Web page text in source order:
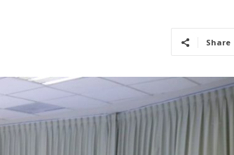
Share